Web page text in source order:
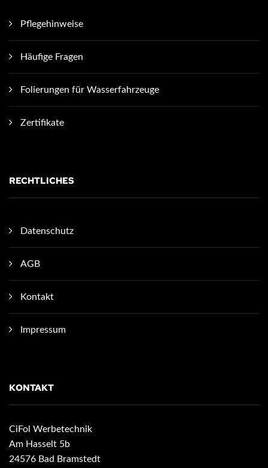
Pflegehinweise
Häufige Fragen
Folierungen für Wasserfahrzeuge
Zertifikate
RECHTLICHES
Datenschutz
AGB
Kontakt
Impressum
KONTAKT
CiFol Werbetechnik
Am Hasselt 5b
24576 Bad Bramstedt